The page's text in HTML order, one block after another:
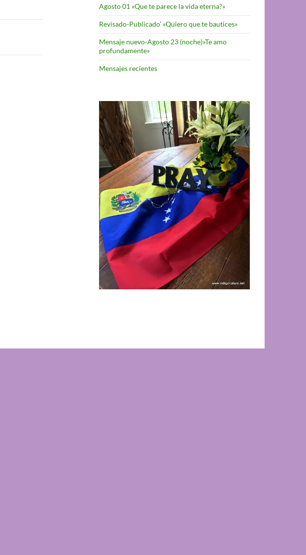
Agosto 01 «Que te parece la vida eterna?»
Revisado-Publicado’ «Quiero que te bautices»
Mensaje nuevo-Agosto 23 (noche)»Te amo
profundamente»
Mensajes recientes